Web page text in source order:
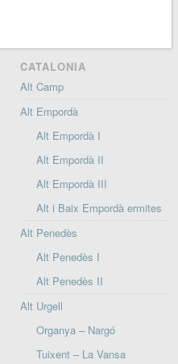
CATALONIA
Alt Camp
Alt Empordà
Alt Empordà I
Alt Empordà II
Alt Empordà III
Alt i Baix Empordà ermites
Alt Penedès
Alt Penedès I
Alt Penedès II
Alt Urgell
Organya – Nargó
Tuixent – La Vansa